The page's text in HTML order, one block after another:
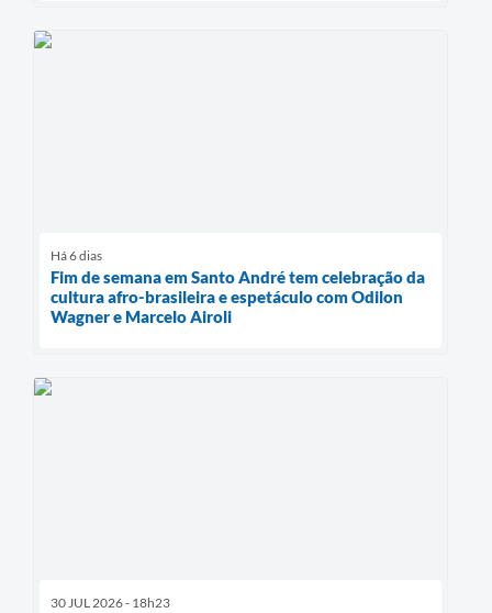
Há 6 dias
Fim de semana em Santo André tem celebração da
cultura afro-brasileira e espetáculo com Odilon
Wagner e Marcelo Airoli
30 JUL 2026 - 18h23